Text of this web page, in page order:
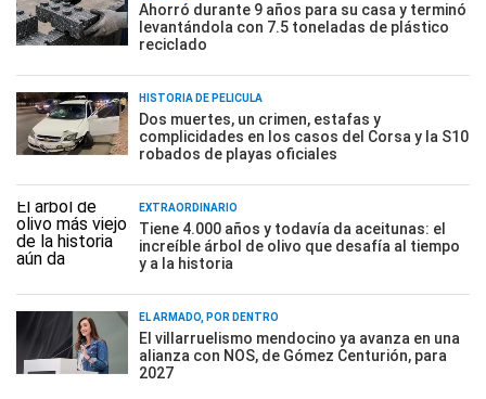
Ahorró durante 9 años para su casa y terminó
levantándola con 7.5 toneladas de plástico
reciclado
HISTORIA DE PELÍCULA
Dos muertes, un crimen, estafas y
complicidades en los casos del Corsa y la S10
robados de playas oficiales
EXTRAORDINARIO
Tiene 4.000 años y todavía da aceitunas: el
increíble árbol de olivo que desafía al tiempo
y a la historia
EL ARMADO, POR DENTRO
El villarruelismo mendocino ya avanza en una
alianza con NOS, de Gómez Centurión, para
2027